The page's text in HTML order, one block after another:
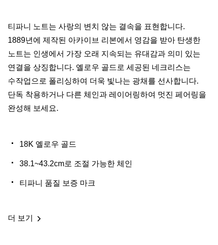
티파니 노트는 사랑의 변치 않는 결속을 표현합니다.
1889년에 제작된 아카이브 리본에서 영감을 받아 탄생한
노트는 인생에서 가장 오래 지속되는 유대감과 의미 있는
연결을 상징합니다. 옐로우 골드로 세공된 네크리스는
수작업으로 폴리싱하여 더욱 빛나는 광채를 선사합니다.
단독 착용하거나 다른 체인과 레이어링하여 멋진 페어링을
완성해 보세요.
18K 옐로우 골드
38.1~43.2cm로 조절 가능한 체인
티파니 품질 보증 마크
더 보기